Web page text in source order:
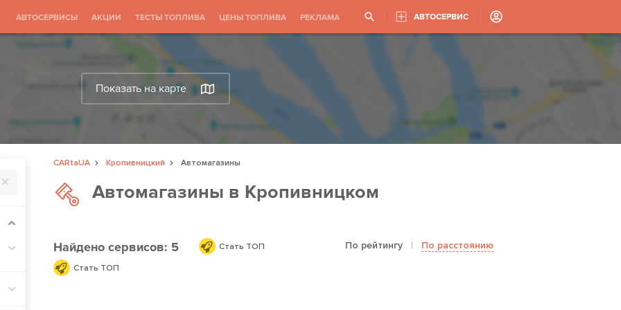
АВТОСЕРВИСЫ АКЦИИ ТЕСТЫ ТОПЛИВА ЦЕНЫ ТОПЛИВА РЕКЛАМА АВТОСЕРВИС
Показать на карте
CARtaUA Кропивницкий Автомагазины
Автомагазины в Кропивницком
Найденосервисов: 5 Стать ТОП По рейтингу | По расстоянию
Стать ТОП